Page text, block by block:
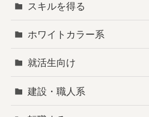
スキルを得る
ホワイトカラー系
就活生向け
建設・職人系